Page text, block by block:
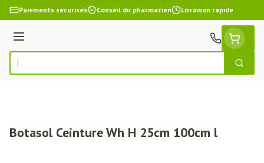
Aller au contenu
Paiements sécurisés Conseil du pharmacien Livraison rapide
Menu
Rechercher
Botasol Ceinture Wh H 25cm 100cm l